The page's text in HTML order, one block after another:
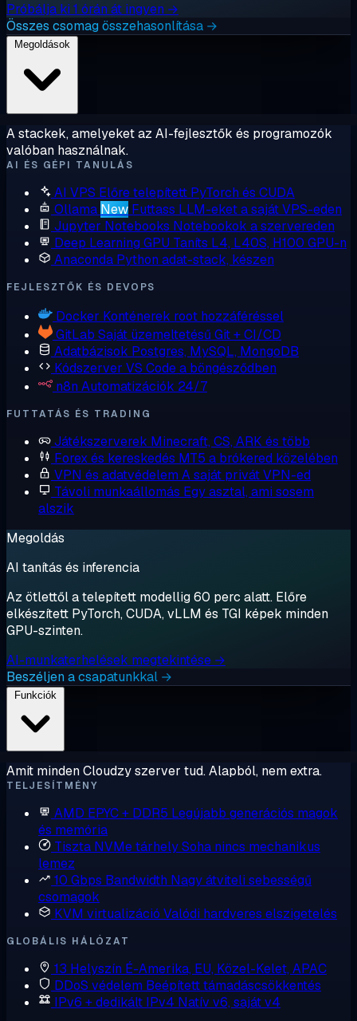
Próbálja ki 1 órán át ingyen →
Összes csomag összehasonlítása →
A stackek, amelyeket az AI-fejlesztők és programozók
valóban használnak.
AI ÉS GÉPI TANULÁS
AI VPS Előre telepített PyTorch és CUDA
Ollama New Futtass LLM-eket a saját VPS-eden
Jupyter Notebooks Notebookok a szervereden
Deep Learning GPU Taníts L4, L40S, H100 GPU-n
Anaconda Python adat-stack, készen
FEJLESZTŐK ÉS DEVOPS
Docker Konténerek root hozzáféréssel
GitLab Saját üzemeltetésű Git + CI/CD
Adatbázisok Postgres, MySQL, MongoDB
Kódszerver VS Code a böngésződben
n8n Automatizációk 24/7
FUTTATÁS ÉS TRADING
Játékszerverek Minecraft, CS, ARK és több
Forex és kereskedés MT5 a brókered közelében
VPN és adatvédelem A saját privát VPN-ed
Távoli munkaállomás Egy asztal, ami sosem
alszik
Megoldás
AI tanítás és inferencia
Az ötlettől a telepített modellig 60 perc alatt. Előre
elkészített PyTorch, CUDA, vLLM és TGI képek minden
GPU-szinten.
AI-munkaterhelések megtekintése →
Beszéljen a csapatunkkal →
Amit minden Cloudzy szerver tud. Alapból, nem extra.
TELJESÍTMÉNY
AMD EPYC + DDR5 Legújabb generációs magok
és memória
Tiszta NVMe tárhelySoha nincs mechanikus
lemez
10 Gbps Bandwidth Nagy átviteli sebességű
csomagok
KVM virtualizáció Valódi hardveres elszigetelés
GLOBÁLIS HÁLÓZAT
13 Helyszín É-Amerika, EU, Közel-Kelet, APAC
DDoS védelem Beépített támadáscsökkentés
IPv6 + dedikált IPv4 Natív v6, saját v4